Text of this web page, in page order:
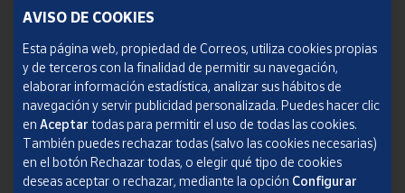
Política de cookies
Aviso legal
Condiciones del servicio
Política de Privacidad Web
AVISO DE COOKIES
Esta página web, propiedad de Correos, utiliza cookies propias
y de terceros con la finalidad de permitir su navegación,
elaborar información estadística, analizar sus hábitos de
navegación y servir publicidad personalizada. Puedes hacer clic
en Aceptar todas para permitir el uso de todas las cookies.
También puedes rechazar todas (salvo las cookies necesarias)
en el botón Rechazar todas, o elegir qué tipo de cookies
deseas aceptar o rechazar, mediante la opción Configurar